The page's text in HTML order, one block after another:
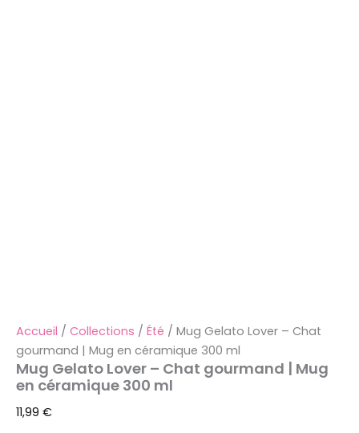
Accueil / Collections / Été / Mug Gelato Lover – Chat
gourmand | Mug en céramique 300 ml
Mug Gelato Lover – Chat gourmand | Mug
en céramique 300 ml
11,99 €